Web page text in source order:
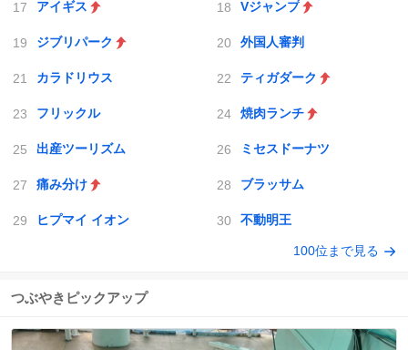
アイギス Vジャンプ
ジブリパーク 外国人審判
カラドリウス ティガダーク
フリックル 焼肉ランチ
出産ツーリズム ミセスドーナツ
痛み分け ブラッサム
ヒプマイ イオン 不動明王
100位まで見る
つぶやきピックアップ